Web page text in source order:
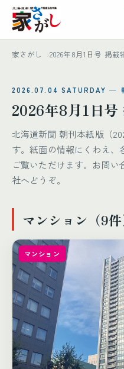
家さがし 2026年8月1日号 掲載
2026.07.04 SATURDAY ─
2026年8月1日
北海道新聞 朝刊本紙版（
す。紙面の情報にくわえ、
ご覧いただけます。お問
社へどうぞ。
マンション（9件
マンション